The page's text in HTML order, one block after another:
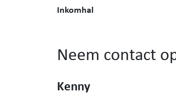
Inkomhal
Neem contact
Kenny